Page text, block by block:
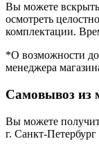
Вы можете
осмотреть
комплектации.
*О возможности
менеджера
Самовывоз из
Вы можете
г. Санкт-